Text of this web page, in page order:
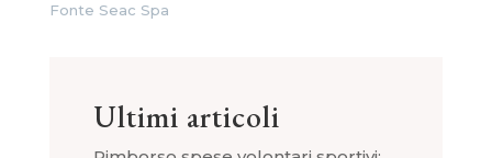
Fonte Seac Spa
Ultimi articoli